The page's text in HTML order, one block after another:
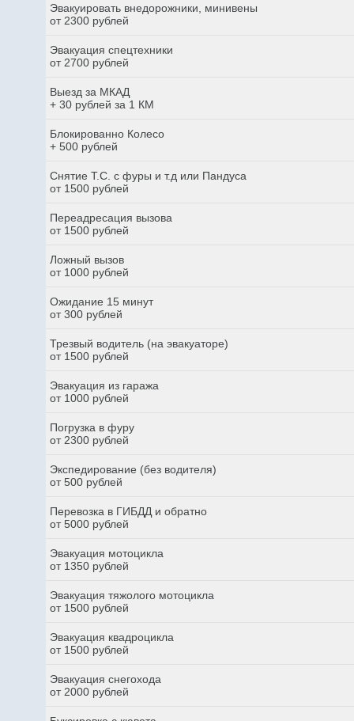
Эвакуировать внедорожники, минивены
от 2300 рублей
Эвакуация спецтехники
от 2700 рублей
Выезд за МКАД
+ 30 рублей за 1 КМ
Блокированно Колесо
+ 500 рублей
Снятие Т.С. с фуры и т.д или Пандуса
от 1500 рублей
Переадресация вызова
от 1500 рублей
Ложный вызов
от 1000 рублей
Ожидание 15 минут
от 300 рублей
Трезвый водитель (на эвакуаторе)
от 1500 рублей
Эвакуация из гаража
от 1000 рублей
Погрузка в фуру
от 2300 рублей
Экспедирование (без водителя)
от 500 рублей
Перевозка в ГИБДД и обратно
от 5000 рублей
Эвакуация мотоцикла
от 1350 рублей
Эвакуация тяжолого мотоцикла
от 1500 рублей
Эвакуация квадроцикла
от 1500 рублей
Эвакуация снегохода
от 2000 рублей